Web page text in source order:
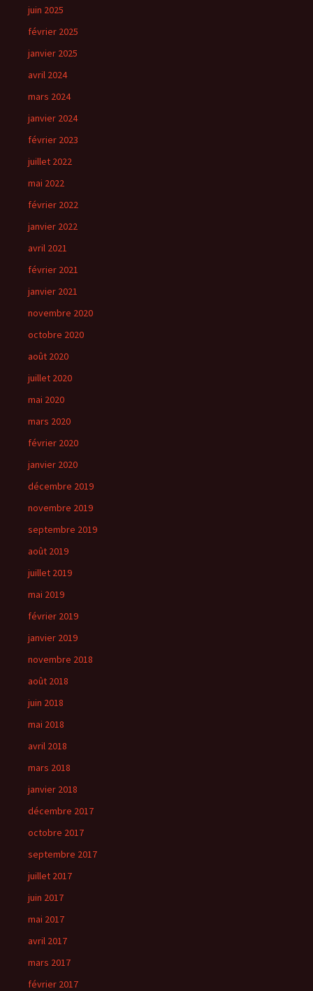
juin 2025
février 2025
janvier 2025
avril 2024
mars 2024
janvier 2024
février 2023
juillet 2022
mai 2022
février 2022
janvier 2022
avril 2021
février 2021
janvier 2021
novembre 2020
octobre 2020
août 2020
juillet 2020
mai 2020
mars 2020
février 2020
janvier 2020
décembre 2019
novembre 2019
septembre 2019
août 2019
juillet 2019
mai 2019
février 2019
janvier 2019
novembre 2018
août 2018
juin 2018
mai 2018
avril 2018
mars 2018
janvier 2018
décembre 2017
octobre 2017
septembre 2017
juillet 2017
juin 2017
mai 2017
avril 2017
mars 2017
février 2017